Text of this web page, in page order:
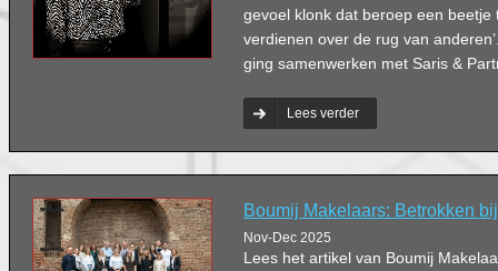
gevoel klonk dat beroep een beetje
verdienen over de rug van
ging samenwerken met Saris &
Lees verder
Boumij Makelaars: Betrokken
Nov-Dec 2025
Lees het artikel van Boumij